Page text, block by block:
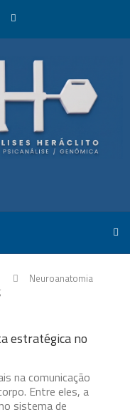
Neuroanatomia
estratégica no
na comunicação
Entre eles, a
sistema de